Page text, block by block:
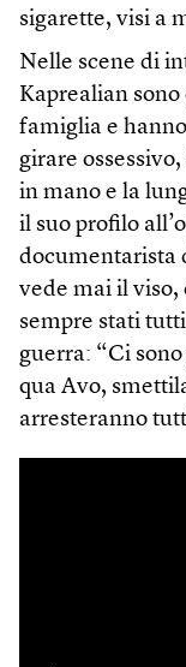
sigarette, visi a
Nelle scene di
Kaprealian
famiglia e
girare
in mano e la
il suo profilo
documentarista
vede mai il viso,
sempre stati
guerra: “Ci
qua Avo,
arresteranno